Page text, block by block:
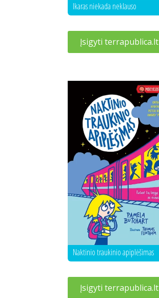
Ikaras niekada neklauso
Įsigyti terrapublica.lt
Naktinio traukinio apiplėšimas
Įsigyti terrapublica.lt